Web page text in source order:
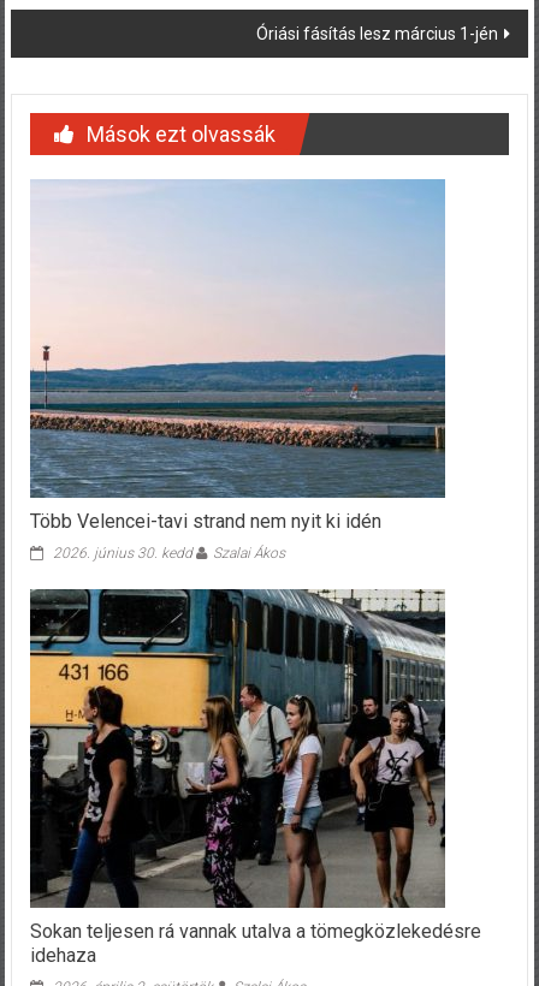
Óriási fásítás lesz március 1-jén
Mások ezt olvassák
Több Velencei-tavi strand nem nyit ki idén
2026. június 30. kedd Szalai Ákos
Sokan teljesen rá vannak utalva a tömegközlekedésre
idehaza